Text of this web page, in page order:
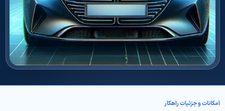
امکانات و جزئیات راهکار